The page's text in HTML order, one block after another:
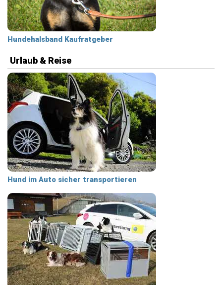
Hundehalsband Kaufratgeber
Urlaub & Reise
Hund im Auto sicher transportieren